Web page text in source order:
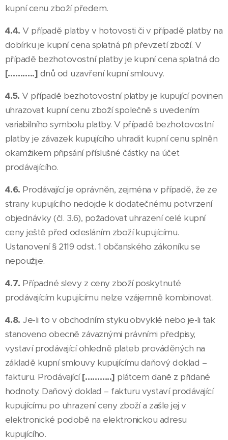
kupní cenu zboží předem.
4.4.V případě platby v hotovosti či v případě platby na
dobírku je kupní cena splatná při převzetí zboží. V
případě bezhotovostní platby je kupní cena splatná do
[………..] dnů od uzavření kupní smlouvy.
4.5.V případě bezhotovostní platby je kupující povinen
uhrazovat kupní cenu zboží společně s uvedením
variabilního symbolu platby. V případě bezhotovostní
platby je závazek kupujícího uhradit kupní cenu splněn
okamžikem připsání příslušné částky na účet
prodávajícího.
4.6. Prodávající je oprávněn, zejména v případě, že ze
strany kupujícího nedojde k dodatečnému potvrzení
objednávky (čl. 3.6), požadovat uhrazení celé kupní
ceny ještě před odesláním zboží kupujícímu.
Ustanovení § 2119 odst. 1 občanského zákoníku se
nepoužije.
4.7. Případné slevy z ceny zboží poskytnuté
prodávajícím kupujícímu nelze vzájemně kombinovat.
4.8. Je-li to v obchodním styku obvyklé nebo je-li tak
stanoveno obecně závaznými právními předpisy,
vystaví prodávající ohledně plateb prováděných na
základě kupní smlouvy kupujícímu daňový doklad –
fakturu. Prodávající[………..] plátcem daně z přidané
hodnoty. Daňový doklad – fakturu vystaví prodávající
kupujícímu po uhrazení ceny zboží a zašle jej v
elektronické podobě na elektronickou adresu
kupujícího.